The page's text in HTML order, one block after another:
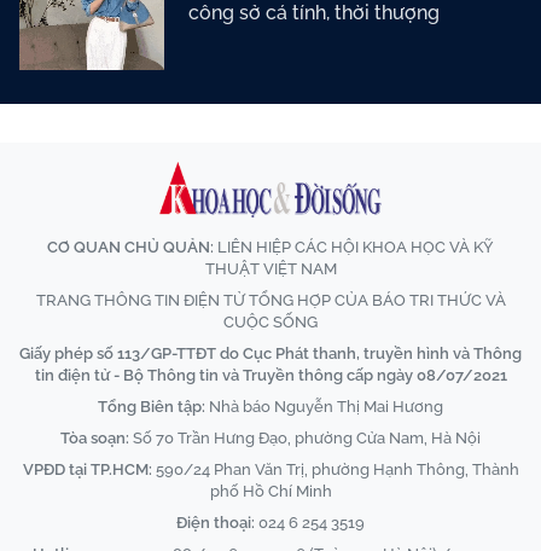
công sở cá tính, thời thượng
CƠ QUAN CHỦ QUẢN: LIÊN HIỆP CÁC HỘI KHOA HỌC VÀ KỸ
THUẬT VIỆT NAM
TRANG THÔNG TIN ĐIỆN TỬ TỔNG HỢP CỦA BÁO TRI THỨC VÀ
CUỘC SỐNG
Giấy phép số 113/GP-TTĐT do Cục Phát thanh, truyền hình và Thông
tin điện tử - Bộ Thông tin và Truyền thông cấp ngày 08/07/2021
Tổng Biên tập: Nhà báo Nguyễn Thị Mai Hương
Tòa soạn: Số 70 Trần Hưng Đạo, phường Cửa Nam, Hà Nội
VPĐD tại TP.HCM: 590/24 Phan Văn Trị, phường Hạnh Thông, Thành
phố Hồ Chí Minh
Điện thoại: 024 6 254 3519